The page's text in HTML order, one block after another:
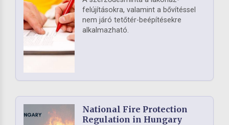
felújításokra, valamint a bővítéssel
nem járó tetőtér-beépítésekre
alkalmazható.
National Fire Protection
Regulation in Hungary